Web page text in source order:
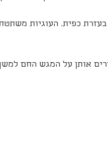
כפית. העוגיות